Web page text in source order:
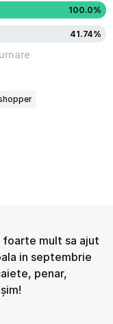
100.0%
41.74%
foarte mult sa ajut
in septembrie
penar,